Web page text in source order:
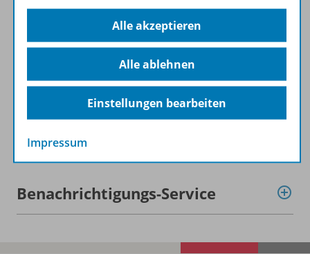
Zugehörige Produkte
Planungshilfen
Digitale Unterrichtsmaterialien
Benachrichtigungs-Service
Alle akzeptieren
Alle ablehnen
Einstellungen bearbeiten
Impressum